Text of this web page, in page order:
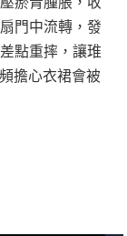
門中流轉，發
點重摔，讓琟
擔心衣裙會被